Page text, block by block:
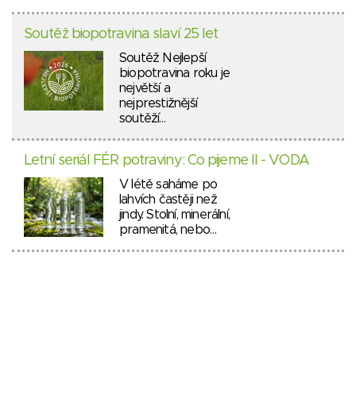
Soutěž biopotravina slaví 25 let
Soutěž Nejlepší
biopotravina roku je
největší a
nejprestižnější
soutěží…
Letní seriál FÉR potraviny: Co pijeme II - VODA
V létě saháme po
lahvích častěji než
jindy. Stolní, minerální,
pramenitá, nebo…